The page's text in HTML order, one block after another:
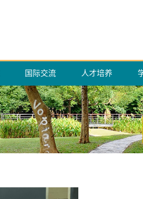
国际交流 人才培养